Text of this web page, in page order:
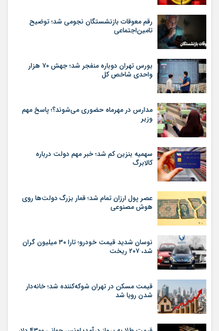
رقم معوقات بازنشستگان نجومی شد؛ توضیح
تامین‌اجتماعی
بورس تهران دوباره منفجر شد؛ جهش ۷۰ هزار
واحدی شاخص کل
مدارس در مهرماه حضوری می‌شوند؟؛ پاسخ مهم
وزیر
سهمیه بنزین کم شد؛ خبر مهم دولت درباره
کالابرگ
عصر پول ارزان تمام شد؛ قمار بزرگ دولت‌ها روی
هوش مصنوعی
نوسان شدید قیمت خودرو؛ تارا ۳۰ میلیون گران
شد، ۲۰۷ ریخت
قیمت مسکن در تهران شوکه‌کننده شد؛ خانه‌دار
شدن رویا شد